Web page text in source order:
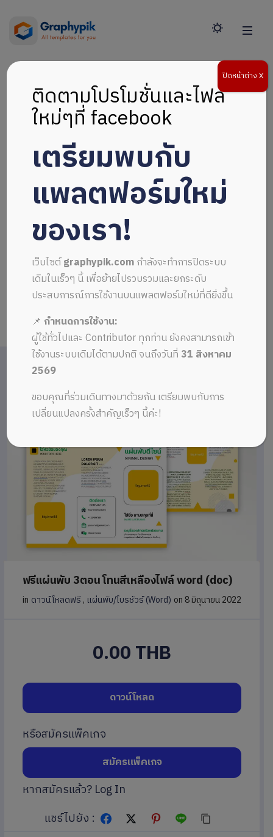
ฟรีแผ่นพับ 3ตอน โทนสีเหลืองไฟล์ word (doc)
in ดาวน์โหลดฟรี, แผ่นพับ/โบรชัวร์ (Word) on 8 มิถุนายน 2022
0.00 THB
ดาวน์โหลด
หรือสมัครแพ็คเกจ
สมัครแพ็คเกจ
หากสมัครแล้ว? Log In
แชร์ไปยัง :
ติดตามโปรโมชั่นและไฟล์
ใหม่ๆที่ facebook
เตรียมพบกับ
แพลตฟอร์มใหม่
ของเรา!
เว็บไซต์graphypik.comกำลังจะทำการปิดระบบ
เดิมในเร็วๆ นี้ เพื่อย้ายไปรวบรวมและยกระดับ
ประสบการณ์การใช้งานบนแพลตฟอร์มใหม่ที่ดียิ่งขึ้น
📌กำหนดการใช้งาน:
ผู้ใช้ทั่วไปและ Contributor ทุกท่าน ยังคงสามารถเข้า
ใช้งานระบบเดิมได้ตามปกติ จนถึงวันที่ 31 สิงหาคม
2569
ขอบคุณที่ร่วมเดินทางมาด้วยกัน เตรียมพบกับการ
เปลี่ยนแปลงครั้งสำคัญเร็วๆ นี้ค่ะ!
ปิดหน้าต่าง X